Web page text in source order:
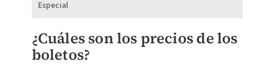
Especial
¿Cuáles son los precios de los
boletos?